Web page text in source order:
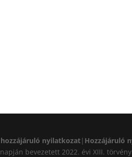
nyilatkozat| Hozzájáruló
bevezetett 2022. évi XIII.